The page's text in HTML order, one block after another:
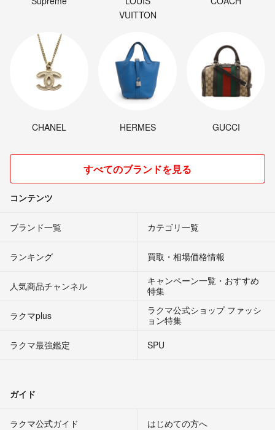
VUITTON
CHANEL HERMES GUCCI
すべてのブランドを見る
コンテンツ
ブランド一覧 カテゴリ一覧
ランキング 買取・相場価格情報
人気商品チャンネル
キャンペーン一覧・おすすめ
特集
ラクマplus
ラクマ公式ショップ ファッシ
ョン特集
ラクマ最強鑑定
SPU
ガイド
ラクマ公式ガイド はじめての方へ